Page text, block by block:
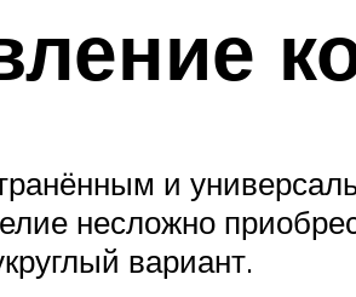
и
несложно
вариант.